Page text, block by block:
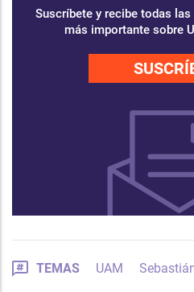
Suscríbete y recibe todas
más importante sobre
TEMAS UAM